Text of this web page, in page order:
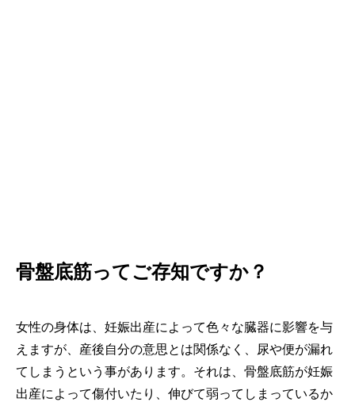
骨盤底筋ってご存知ですか？
女性の身体は、妊娠出産によって色々な臓器に影響を与
えますが、産後自分の意思とは関係なく、尿や便が漏れ
てしまうという事があります。それは、骨盤底筋が妊娠
出産によって傷付いたり、伸びて弱ってしまっているか